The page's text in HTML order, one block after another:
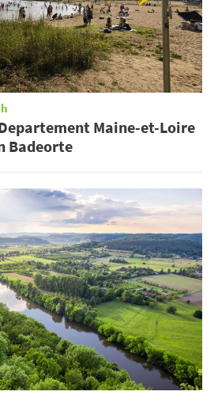
Maine-et-Loire
Badeorte